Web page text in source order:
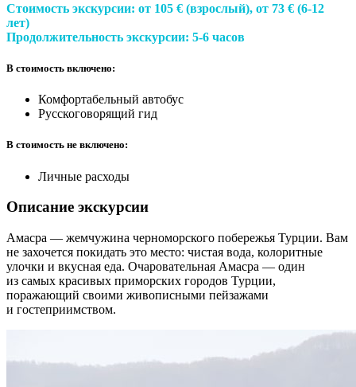
Стоимость экскурсии: от 105 € (взрослый), от 73 € (6-12
лет)
Продолжительность экскурсии: 5-6 часов
В стоимость включено:
Комфортабельный автобус
Русскоговорящий гид
В стоимость не включено:
Личные расходы
Описание экскурсии
Амасра — жемчужина черноморского побережья Турции. Вам
не захочется покидать это место: чистая вода, колоритные
улочки и вкусная еда. Очаровательная Амасра — один
из самых красивых приморских городов Турции,
поражающий своими живописными пейзажами
и гостеприимством.